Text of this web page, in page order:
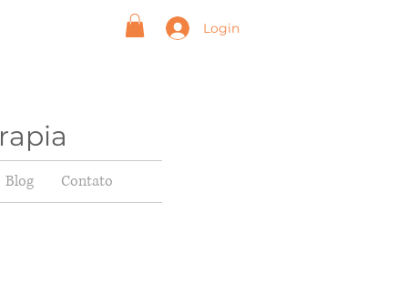
Login
Blog Contato